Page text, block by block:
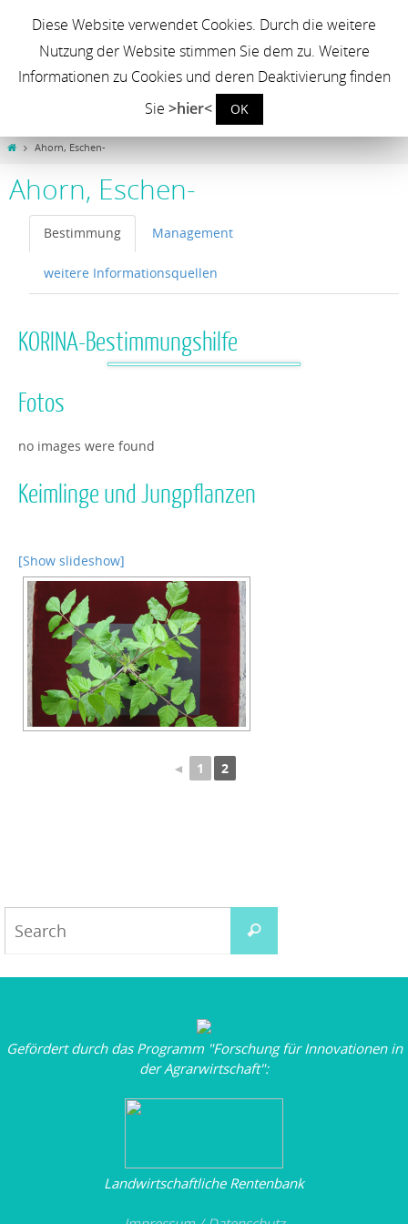
Neophyten in der Landwirtschaft
Erfassung und Management invasiver Neophyten auf landwirtschaftlichen
Nutzflächen zur Sicherung der landwirtschaftlichen Produktionsbedingungen
Ahorn, Eschen-
Ahorn, Eschen-
Bestimmung Management
weitere Informationsquellen
KORINA-Bestimmungshilfe
Fotos
no images were found
Keimlinge und Jungpflanzen
[Show slideshow]
◄ 1 2
Gefördert durch das Programm "Forschung für Innovationen in
der Agrarwirtschaft":
Landwirtschaftliche Rentenbank
Diese Website verwendet Cookies. Durch die weitere
Nutzung der Website stimmen Sie dem zu. Weitere
Informationen zu Cookies und deren Deaktivierung finden
Sie >hier< OK